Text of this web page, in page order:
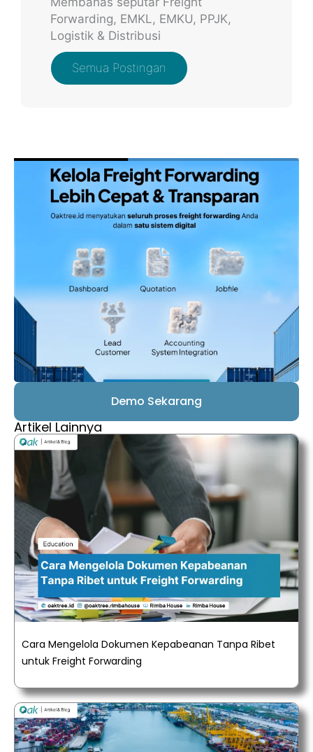
Forwarding, EMKL, EMKU, PPJK,
Logistik & Distribusi
Semua Postingan
Demo Sekarang
Artikel Lainnya
Cara Mengelola Dokumen Kepabeanan Tanpa Ribet
untuk Freight Forwarding